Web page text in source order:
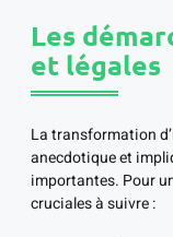
Les
et légales
La transformation
anecdotique et
importantes. Pour
cruciales à suivre :